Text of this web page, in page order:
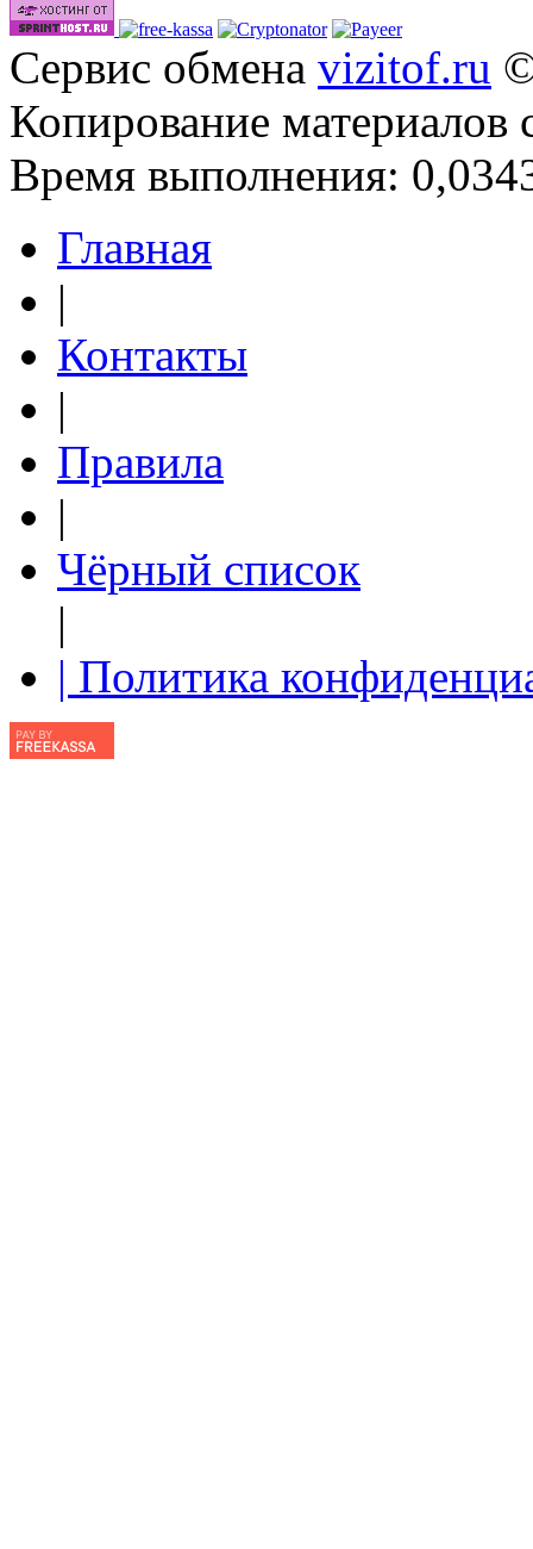
Сервис обмена vizitof.ru
Копирование материалов
Время выполнения:
Главная
|
Контакты
|
Правила
|
Чёрный список
|
| Политика